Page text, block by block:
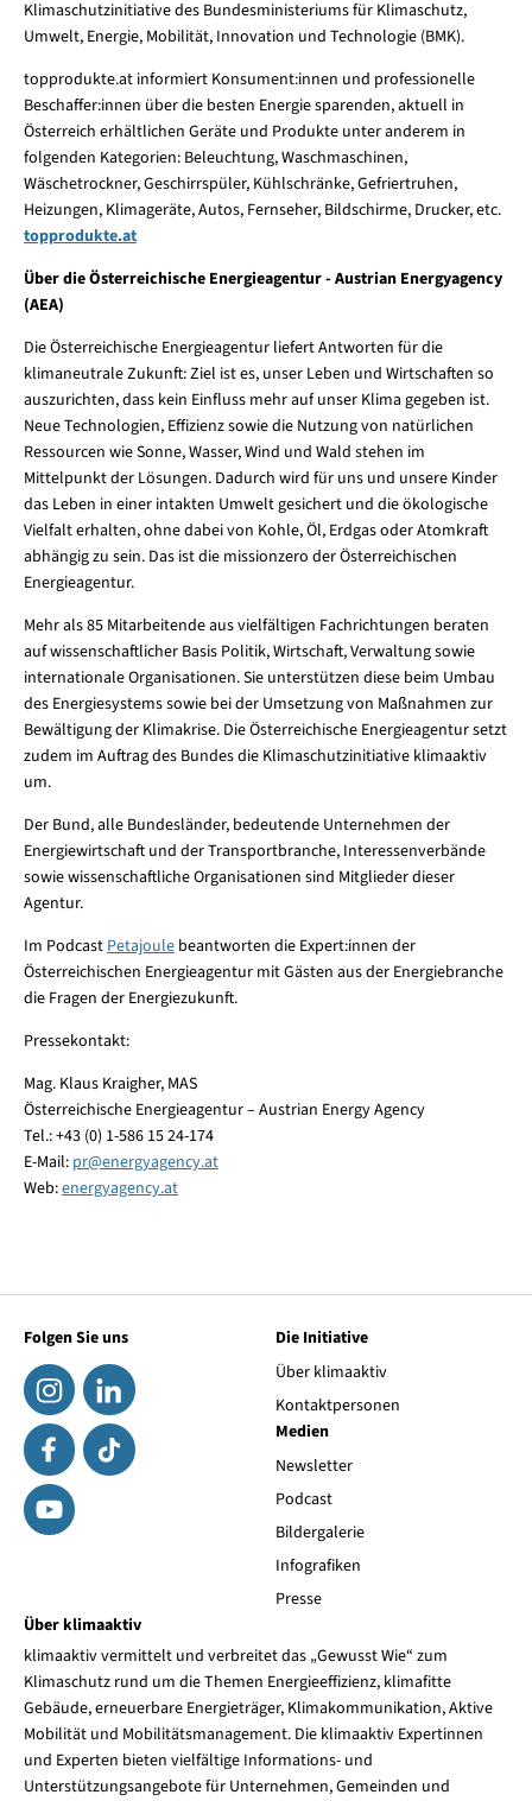
Klimaschutzinitiative des Bundesministeriums für Klimaschutz,
Umwelt, Energie, Mobilität, Innovation und Technologie (BMK).
topprodukte.at informiert Konsument:innen und professionelle
Beschaffer:innen über die besten Energie sparenden, aktuell in
Österreich erhältlichen Geräte und Produkte unter anderem in
folgenden Kategorien: Beleuchtung, Waschmaschinen,
Wäschetrockner, Geschirrspüler, Kühlschränke, Gefriertruhen,
Heizungen, Klimageräte, Autos, Fernseher, Bildschirme, Drucker, etc.
topprodukte.at
Über die Österreichische Energieagentur - Austrian Energyagency
(AEA)
Die Österreichische Energieagentur liefert Antworten für die
klimaneutrale Zukunft: Ziel ist es, unser Leben und Wirtschaften so
auszurichten, dass kein Einfluss mehr auf unser Klima gegeben ist.
Neue Technologien, Effizienz sowie die Nutzung von natürlichen
Ressourcen wie Sonne, Wasser, Wind und Wald stehen im
Mittelpunkt der Lösungen. Dadurch wird für uns und unsere Kinder
das Leben in einer intakten Umwelt gesichert und die ökologische
Vielfalt erhalten, ohne dabei von Kohle, Öl, Erdgas oder Atomkraft
abhängig zu sein. Das ist die missionzero der Österreichischen
Energieagentur.
Mehr als 85 Mitarbeitende aus vielfältigen Fachrichtungen beraten
auf wissenschaftlicher Basis Politik, Wirtschaft, Verwaltung sowie
internationale Organisationen. Sie unterstützen diese beim Umbau
des Energiesystems sowie bei der Umsetzung von Maßnahmen zur
Bewältigung der Klimakrise. Die Österreichische Energieagentur setzt
zudem im Auftrag des Bundes die Klimaschutzinitiative klimaaktiv
um.
Der Bund, alle Bundesländer, bedeutende Unternehmen der
Energiewirtschaft und der Transportbranche, Interessenverbände
sowie wissenschaftliche Organisationen sind Mitglieder dieser
Agentur.
Im PodcastPetajoulebeantworten die Expert:innen der
Österreichischen Energieagentur mit Gästen aus der Energiebranche
die Fragen der Energiezukunft.
Pressekontakt:
Mag. Klaus Kraigher, MAS
Österreichische Energieagentur – Austrian Energy Agency
Tel.: +43 (0) 1-586 15 24-174
E-Mail: pr@energyagency.at
Web:energyagency.at
Folgen Sie uns
Die Initiative
Über klimaaktiv
Kontaktpersonen
Medien
Newsletter
Podcast
Bildergalerie
Infografiken
Presse
Über klimaaktiv
klimaaktiv vermittelt und verbreitet das „Gewusst Wie“ zum
Klimaschutz rund um die Themen Energieeffizienz, klimafitte
Gebäude, erneuerbare Energieträger, Klimakommunikation, Aktive
Mobilität und Mobilitätsmanagement. Die klimaaktiv Expertinnen
und Experten bieten vielfältige Informations- und
Unterstützungsangebote für Unternehmen, Gemeinden und